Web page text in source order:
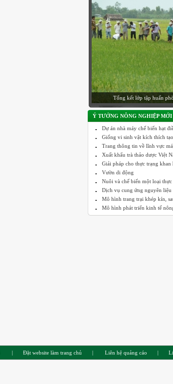
Tổng kết lớp tập huấn
Ý TƯỞNG NÔNG NGHIỆP MỚI
Dự án nhà máy chế biến hạt
Giống vi sinh vật kích thích
Trang thông tin về lĩnh vực
Xuất khẩu trà thảo dược Việt
Giải pháp cho thực trạng khan
Vườn di động
Nuôi và chế biến một loại thực
Dịch vụ cung ứng nguyên liệu
Mô hình trang trại khép kín,
Mô hình phát triển kinh tế
| Đặt website làm trang chủ | Liên hệ quảng cáo |